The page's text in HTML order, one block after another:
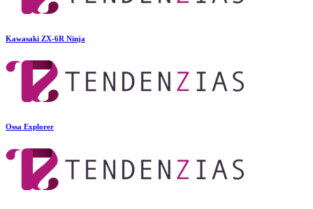
Kawasaki ZX-6R Ninja
Ossa Explorer